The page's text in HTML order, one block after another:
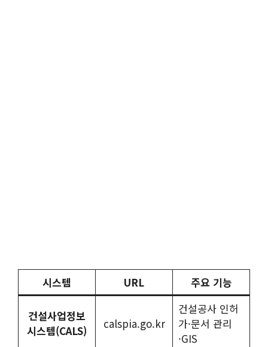
시스템 URL 주요 기능
건설사업정보
시스템(CALS)
calspia.go.kr
건설공사 인허
가·문서 관리
·GIS